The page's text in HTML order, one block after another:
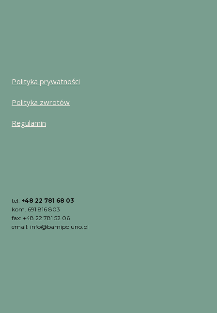
Polityka prywatności
Polityka zwrotów
Regulamin
tel: +48 22 781 68 03
kom. 691 816 803
fax: +48 22 781 52 06
email: info@bamipoluno.pl